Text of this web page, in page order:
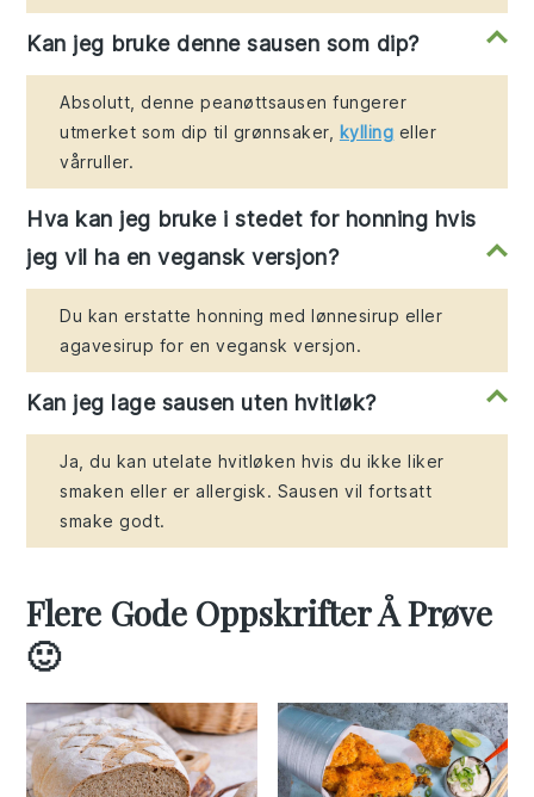
Kan jeg bruke denne sausen som dip?
Absolutt, denne peanøttsausen fungerer
utmerket som dip til grønnsaker, kylling eller
vårruller.
Hva kan jeg bruke i stedet for honning hvis
jeg vil ha en vegansk versjon?
Du kan erstatte honning med lønnesirup eller
agavesirup for en vegansk versjon.
Kan jeg lage sausen uten hvitløk?
Ja, du kan utelate hvitløken hvis du ikke liker
smaken eller er allergisk. Sausen vil fortsatt
smake godt.
Flere Gode Oppskrifter Å Prøve
🙂